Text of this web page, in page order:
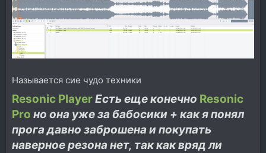
Называется сие чудо техники
Resonic PlayerЕсть еще конечно Resonic
Pro но она уже за бабосики + как я понял
прога давно заброшена и покупать
наверное резона нет, так как вряд ли